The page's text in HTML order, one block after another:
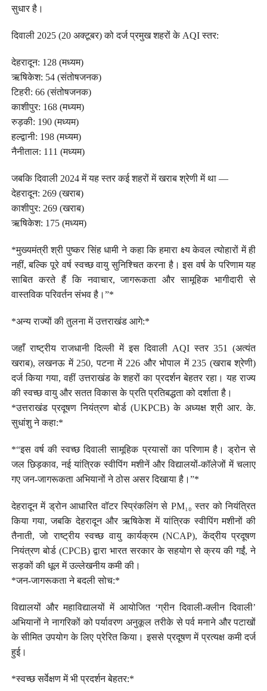
सुधार है।
दिवाली 2025 (20 अक्टूबर) को दर्ज प्रमुख शहरों के AQI स्तर:
देहरादून: 128 (मध्यम)
ऋषिकेश: 54 (संतोषजनक)
टिहरी: 66 (संतोषजनक)
काशीपुर: 168 (मध्यम)
रुड़की: 190 (मध्यम)
हल्द्वानी: 198 (मध्यम)
नैनीताल: 111 (मध्यम)
जबकि दिवाली 2024 में यह स्तर कई शहरों में खराब श्रेणी में था —
देहरादून: 269 (खराब)
काशीपुर: 269 (खराब)
ऋषिकेश: 175 (मध्यम)
*मुख्यमंत्री श्री पुष्कर सिंह धामी ने कहा कि हमारा क्ष्य केवल त्योहारों में ही
नहीं, बल्कि पूरे वर्ष स्वच्छ वायु सुनिश्चित करना है। इस वर्ष के परिणाम यह
साबित करते हैं कि नवाचार, जागरूकता और सामूहिक भागीदारी से
वास्तविक परिवर्तन संभव है।”*
*अन्य राज्यों की तुलना में उत्तराखंड आगे:*
जहाँ राष्ट्रीय राजधानी दिल्ली में इस दिवाली AQI स्तर 351 (अत्यंत
खराब), लखनऊ में 250, पटना में 226 और भोपाल में 235 (खराब श्रेणी)
दर्ज किया गया, वहीं उत्तराखंड के शहरों का प्रदर्शन बेहतर रहा। यह राज्य
की स्वच्छ वायु और सतत विकास के प्रति प्रतिबद्धता को दर्शाता है।
*उत्तराखंड प्रदूषण नियंत्रण बोर्ड (UKPCB) के अध्यक्ष श्री आर. के.
सुधांशु ने कहा:*
*“इस वर्ष की स्वच्छ दिवाली सामूहिक प्रयासों का परिणाम है। ड्रोन से
जल छिड़काव, नई यांत्रिक स्वीपिंग मशीनें और विद्यालयों-कॉलेजों में चलाए
गए जन-जागरूकता अभियानों ने ठोस असर दिखाया है।”*
देहरादून में ड्रोन आधारित वॉटर स्प्रिंकलिंग से PM₁₀ स्तर को नियंत्रित
किया गया, जबकि देहरादून और ऋषिकेश में यांत्रिक स्वीपिंग मशीनों की
तैनाती, जो राष्ट्रीय स्वच्छ वायु कार्यक्रम (NCAP), केंद्रीय प्रदूषण
नियंत्रण बोर्ड (CPCB) द्वारा भारत सरकार के सहयोग से क्रय की गईं, ने
सड़कों की धूल में उल्लेखनीय कमी की।
*जन-जागरूकता ने बदली सोच:*
विद्यालयों और महाविद्यालयों में आयोजित ‘ग्रीन दिवाली-क्लीन दिवाली’
अभियानों ने नागरिकों को पर्यावरण अनुकूल तरीके से पर्व मनाने और पटाखों
के सीमित उपयोग के लिए प्रेरित किया। इससे प्रदूषण में प्रत्यक्ष कमी दर्ज
हुई।
*स्वच्छ सर्वेक्षण में भी प्रदर्शन बेहतर:*